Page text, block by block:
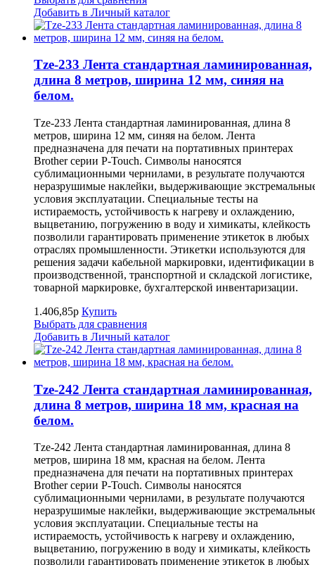
Добавить в Личный каталог
Tze-233 Лента стандартная ламинированная,
длина 8 метров, ширина 12 мм, синяя на
белом.
Tze-233 Лента стандартная ламинированная, длина 8
метров, ширина 12 мм, синяя на белом. Лента
предназначена для печати на портативных принтерах
Brother серии P-Touch. Символы наносятся
сублимационными чернилами, в результате получаются
неразрушимые наклейки, выдерживающие
условия эксплуатации. Специальные тесты на
истираемость, устойчивость к нагреву и охлаждению,
выцветанию, погружению в воду и химикаты, клейкость
позволили гарантировать применение этикеток в любых
отраслях промышленности. Этикетки используются для
решения задачи кабельной маркировки, идентификации в
производственной, транспортной и складской логистике,
товарной маркировке, бухгалтерской инвентаризации.
1.406,85р Купить
Выбрать для сравнения
Добавить в Личный каталог
Tze-242 Лента стандартная ламинированная,
длина 8 метров, ширина 18 мм, красная на
белом.
Tze-242 Лента стандартная ламинированная, длина 8
метров, ширина 18 мм, красная на белом. Лента
предназначена для печати на портативных принтерах
Brother серии P-Touch. Символы наносятся
сублимационными чернилами, в результате получаются
неразрушимые наклейки, выдерживающие
условия эксплуатации. Специальные тесты на
истираемость, устойчивость к нагреву и охлаждению,
выцветанию, погружению в воду и химикаты, клейкость
позволили гарантировать применение этикеток в любых